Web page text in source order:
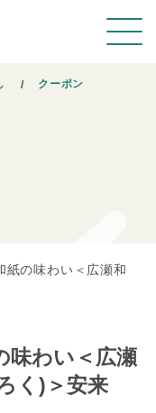
クーポン
紙の味わい＜広瀬和
味わい＜広瀬
く)＞安来